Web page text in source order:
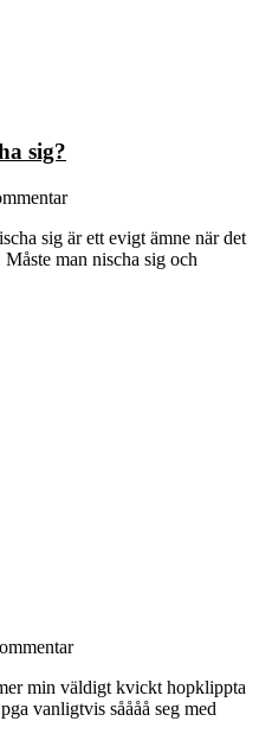
sig?
sig är ett evigt ämne när det
man nischa sig och
min väldigt kvickt hopklippta
vanligtvis såååå seg med